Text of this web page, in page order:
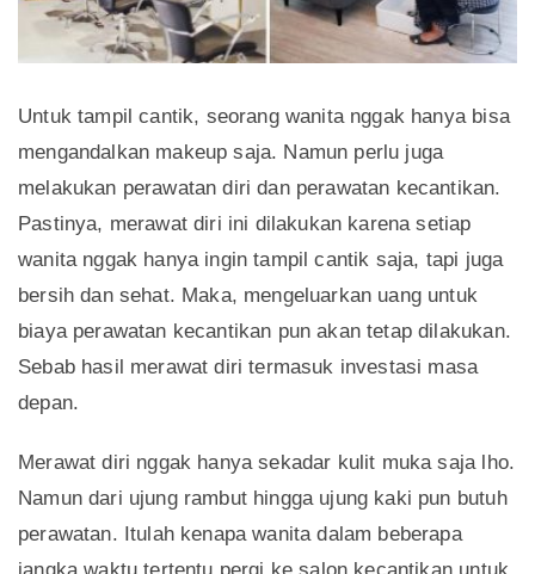
Untuk tampil cantik, seorang wanita nggak hanya bisa
mengandalkan makeup saja. Namun perlu juga
melakukan perawatan diri dan perawatan kecantikan.
Pastinya, merawat diri ini dilakukan karena setiap
wanita nggak hanya ingin tampil cantik saja, tapi juga
bersih dan sehat. Maka, mengeluarkan uang untuk
biaya perawatan kecantikan pun akan tetap dilakukan.
Sebab hasil merawat diri termasuk investasi masa
depan.
Merawat diri nggak hanya sekadar kulit muka saja lho.
Namun dari ujung rambut hingga ujung kaki pun butuh
perawatan. Itulah kenapa wanita dalam beberapa